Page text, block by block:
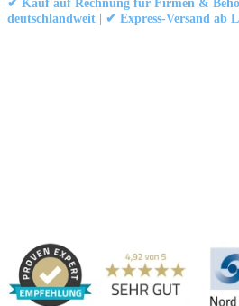
✔ Kauf auf Rechnung für Firmen &
deutschlandweit | ✔ Express-Versand ab